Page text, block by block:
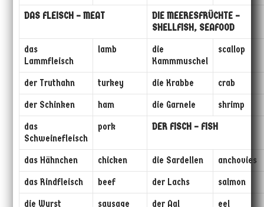
DAS FLEISCH – MEAT
DIE MEERESFRÜCHTE –
SHELLFISH, SEAFOOD
das
Lammfleisch
lamb
die
Kammmuschel
scallop
der Truthahn turkey die Krabbe
crab
der Schinken
ham die Garnele
shrimp
das
Schweinefleisch
pork DER FISCH – FISH
das Hähnchen chicken die Sardellen
anchovies
das Rindfleisch
beef der Lachs
salmon
die Wurst
sausage der Aal eel